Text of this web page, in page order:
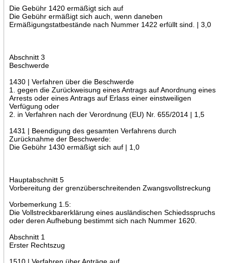
Die Gebühr 1420 ermäßigt sich auf
Die Gebühr ermäßigt sich auch, wenn daneben
Ermäßigungstatbestände nach Nummer 1422 erfüllt sind. | 3,0
Abschnitt 3
Beschwerde
1430 | Verfahren über die Beschwerde
1. gegen die Zurückweisung eines Antrags auf Anordnung eines
Arrests oder eines Antrags auf Erlass einer einstweiligen
Verfügung oder
2. in Verfahren nach der Verordnung (EU) Nr. 655/2014 | 1,5
1431 | Beendigung des gesamten Verfahrens durch
Zurücknahme der Beschwerde:
Die Gebühr 1430 ermäßigt sich auf | 1,0
Hauptabschnitt 5
Vorbereitung der grenzüberschreitenden Zwangsvollstreckung
Vorbemerkung 1.5:
Die Vollstreckbarerklärung eines ausländischen Schiedsspruchs
oder deren Aufhebung bestimmt sich nach Nummer 1620.
Abschnitt 1
Erster Rechtszug
1510 | Verfahren über Anträge auf